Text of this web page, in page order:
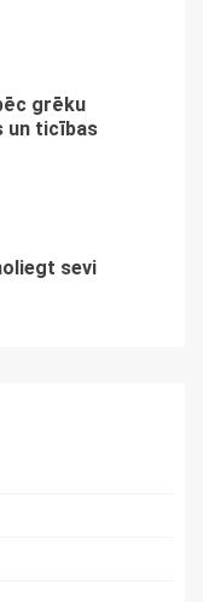
grēku
un ticības
sevi